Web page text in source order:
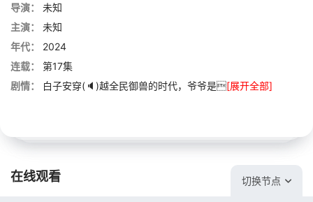
导演：
未知
主演：
未知
年代：
2024
连载：
第17集
剧情：
白子安穿(🔈)越全民御兽的时代，爷爷是[展开全部]
在线观看 切换节点